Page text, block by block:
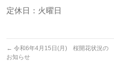
定休日：火曜日
← 令和6年4月15日(月) 桜開花状況の
お知らせ